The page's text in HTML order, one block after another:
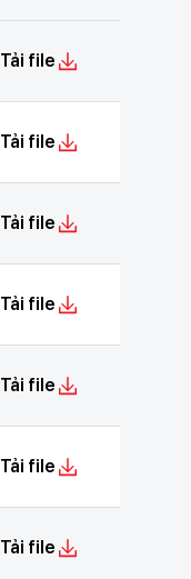
Tải file
Tải file
Tải file
Tải file
Tải file
Tải file
Tải file